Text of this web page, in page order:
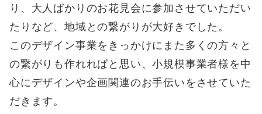
り、大人ばかりのお花見会に参加させていただい
たりなど、地域との繋がりが大好きでした。
このデザイン事業をきっかけにまた多くの方々と
の繋がりも作れればと思い、小規模事業者様を中
心にデザインや企画関連のお手伝いをさせていた
だきます。